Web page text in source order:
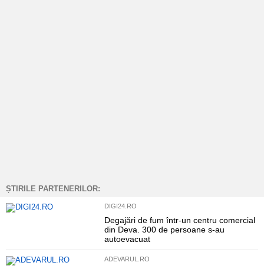
ȘTIRILE PARTENERILOR:
DIGI24.RO
Degajări de fum într-un centru comercial
din Deva. 300 de persoane s-au
autoevacuat
ADEVARUL.RO